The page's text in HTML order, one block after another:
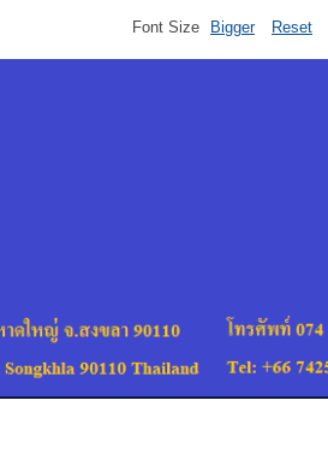
Font Size Bigger Reset